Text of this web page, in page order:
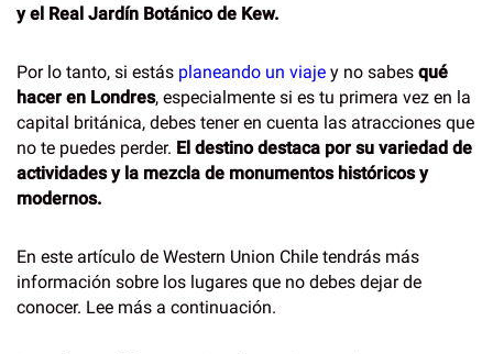
y el Real Jardín Botánico de Kew.
Por lo tanto, si estás planeando un viaje y no sabes qué
hacer en Londres, especialmente si es tu primera vez en la
capital británica, debes tener en cuenta las atracciones que
no te puedes perder. El destino destaca por su variedad de
actividades y la mezcla de monumentos históricos y
modernos.
En este artículo de Western Union Chile tendrás más
información sobre los lugares que no debes dejar de
conocer. Lee más a continuación.